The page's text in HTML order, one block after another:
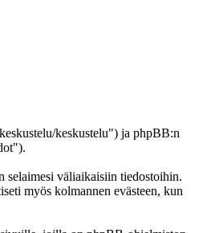
keskustelu") ja phpBB:n
selaimesi väliaikaisiin tiedostoihin.
myös kolmannen evästeen, kun